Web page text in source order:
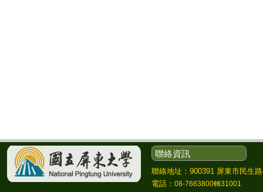
聯絡資訊
聯絡地址：900391 屏東市民生
電話： 08-7663800轉31001